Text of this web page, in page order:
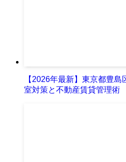
【2026年最新】東京都豊
室対策と不動産賃貸管理術